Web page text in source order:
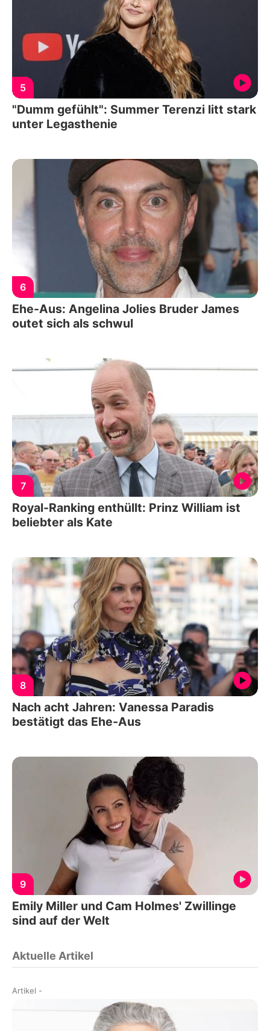
5
"Dumm gefühlt": Summer Terenzi litt stark
unter Legasthenie
6
Ehe-Aus: Angelina Jolies Bruder James
outet sich als schwul
7
Royal-Ranking enthüllt: Prinz William ist
beliebter als Kate
8
Nach acht Jahren: Vanessa Paradis
bestätigt das Ehe-Aus
9
Emily Miller und Cam Holmes' Zwillinge
sind auf der Welt
Aktuelle Artikel
Artikel -